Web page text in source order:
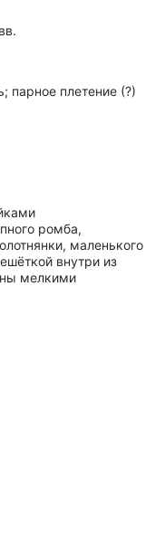
парное плетение (?)
ромба,
маленького
внутри из
мелкими